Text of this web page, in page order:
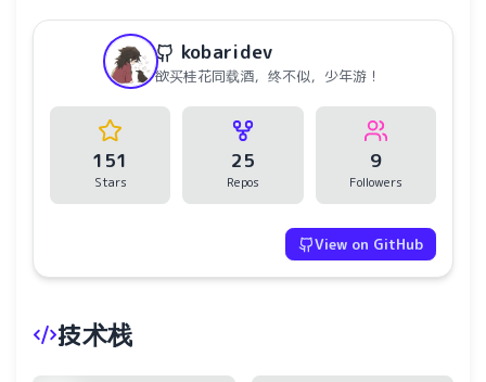
kobaridev
欲买桂花同载酒，终不似，少年游！
151
Stars
25
Repos
9
Followers
View on GitHub
技术栈
水仙十字安眠曲 A Narcissus Lullaby